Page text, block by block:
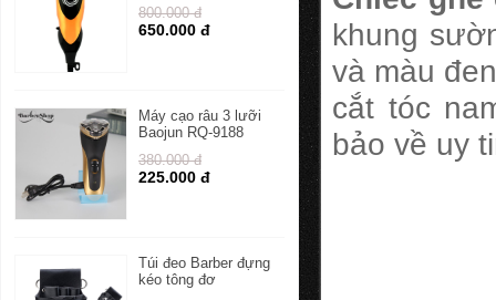
800.000 đ
650.000 đ
Máy cạo râu 3 lưỡi
Baojun RQ-9188
380.000 đ
225.000 đ
Túi đeo Barber đựng
kéo tông đơ
khung
và màu
cắt tóc
bảo về uy